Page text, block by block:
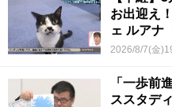
お出迎え
ェ ルアナ
2026/8/7(金
「一歩前
ススタデ